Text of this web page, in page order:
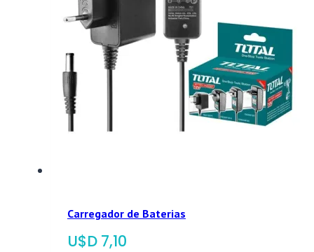
Carregador de Baterias
$ 7,10